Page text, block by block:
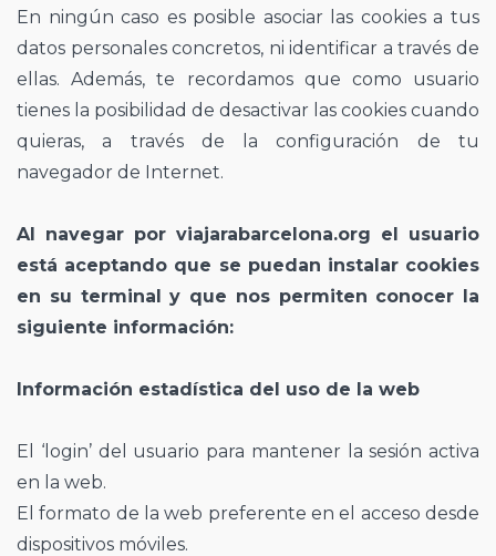
En ningún caso es posible asociar las cookies a tus
datos personales concretos, ni identificar a través de
ellas. Además, te recordamos que como usuario
tienes la posibilidad de desactivar las cookies cuando
quieras, a través de la configuración de tu
navegador de Internet.
Al navegar por viajarabarcelona.org el usuario
está aceptando que se puedan instalar cookies
en su terminal y que nos permiten conocer la
siguiente información:
Información estadística del uso de la web
El ‘login’ del usuario para mantener la sesión activa
en la web.
El formato de la web preferente en el acceso desde
dispositivos móviles.